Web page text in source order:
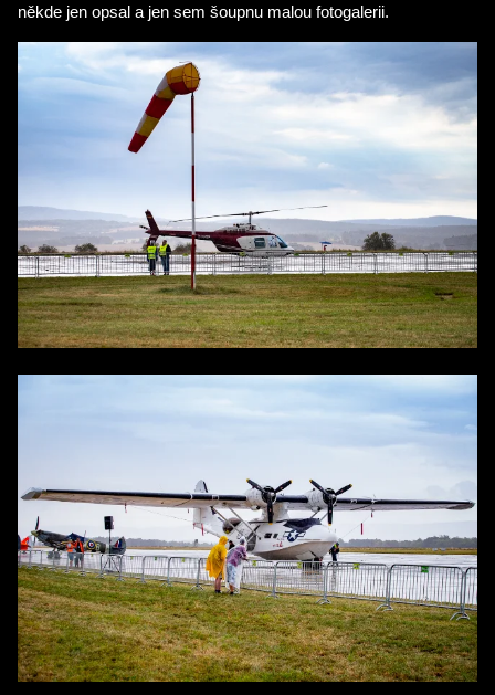
někde jen opsal a jen sem šoupnu malou fotogalerii.